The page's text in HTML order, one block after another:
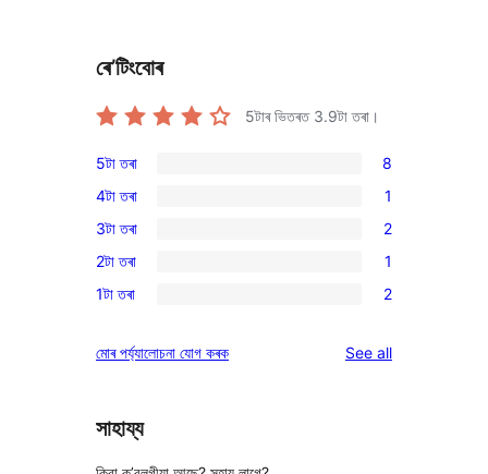
ৰে’টিংবোৰ
5টাৰ ভিতৰত 3.9টা তৰা।
8
5-
star
reviews
5টা তৰা 8
1
4-
star
review
4টা তৰা 1
2
3-
star
3টা তৰা 2
1
2-
review
2টা তৰা 1
2
star
1টা তৰা 2
মোৰ পৰ্য্যালোচনা যোগ কৰক See allreviews
সাহায্য